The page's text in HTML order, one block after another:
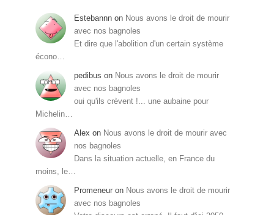
Estebannn on Nous avons le droit de mourir
avec nos bagnoles
Et dire que l'abolition d'un certain système
écono…
pedibus on Nous avons le droit de mourir
avec nos bagnoles
oui qu'ils crèvent !... une aubaine pour
Michelin…
Alex on Nous avons le droit de mourir avec
nos bagnoles
Dans la situation actuelle, en France du
moins, le…
Promeneur on Nous avons le droit de mourir
avec nos bagnoles